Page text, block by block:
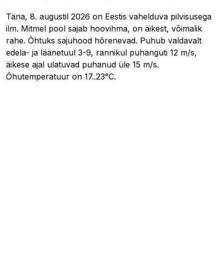
Täna, 8. augustil 2026 on Eestis vahelduva pilvisusega
ilm. Mitmel pool sajab hoovihma, on äikest, võimalik
rahe. Õhtuks sajuhood hõrenevad. Puhub valdavalt
edela- ja läänetuul 3-9, rannikul puhanguti 12 m/s,
äikese ajal ulatuvad puhanud üle 15 m/s.
Õhutemperatuur on 17..23°C.